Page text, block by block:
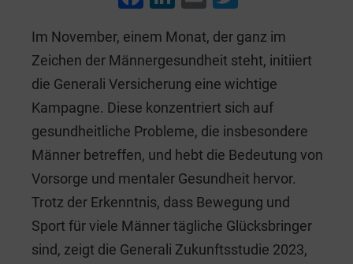
c
e
b
o
o
k
k
e
dI
n
ai
l
tt
er
Im November, einem Monat, der ganz im
Zeichen der Männergesundheit steht, initiiert
die Generali Versicherung eine wichtige
Kampagne. Diese konzentriert sich auf
gesundheitliche Probleme, die insbesondere
Männer betreffen, und hebt die Bedeutung von
Vorsorge und mentaler Gesundheit hervor.
Trotz der Erkenntnis, dass Bewegung und
Sport für viele Männer tägliche Glücksbringer
sind, zeigt die Generali Zukunftsstudie 2023,